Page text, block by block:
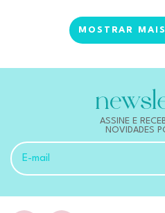
MOSTRAR
ASSINE E
NOVIDADES